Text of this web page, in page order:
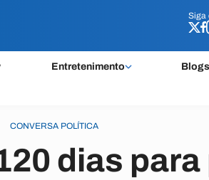
Siga
Entretenimento
Siga
CONVERSA POLÍTICA
dias